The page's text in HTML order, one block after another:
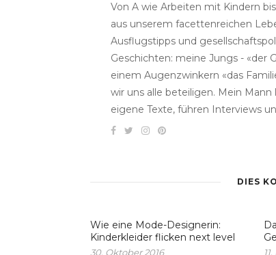
Von A wie Arbeiten mit Kindern
aus unserem facettenreichen
Ausflugstipps und
Geschichten: meine Jungs - «der
einem Augenzwinkern «das
wir uns alle beteiligen. Mein
eigene Texte, führen Interviews
DIES
Wie eine Mode-Designerin:
Kinderkleider flicken next level
30. Oktober 2016